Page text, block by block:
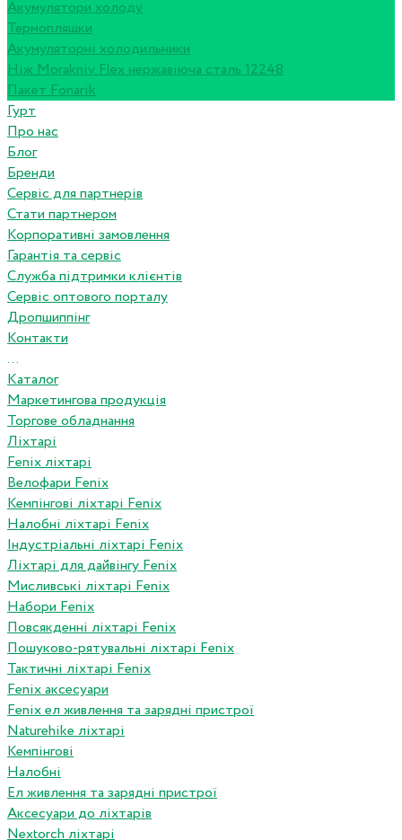
Акумулятори холоду
Термопляшки
Акумуляторні холодильники
Ніж Morakniv Flex нержавіюча сталь 12248
Пакет Fonarik
Гурт
Про нас
Блог
Бренди
Сервіс для партнерів
Стати партнером
Корпоративні замовлення
Гарантія та сервіс
Служба підтримки клієнтів
Сервіс оптового порталу
Дропшиппінг
Контакти
...
Каталог
Маркетингова продукція
Торгове обладнання
Ліхтарі
Fenix ліхтарі
Велофари Fenix
Кемпінгові ліхтарі Fenix
Налобні ліхтарі Fenix
Індустріальні ліхтарі Fenix
Ліхтарі для дайвінгу Fenix
Мисливські ліхтарі Fenix
Набори Fenix
Повсякденні ліхтарі Fenix
Пошуково-рятувальні ліхтарі Fenix
Тактичні ліхтарі Fenix
Fenix аксесуари
Fenix ел живлення та зарядні пристрої
Naturehike ліхтарі
Кемпінгові
Налобні
Ел живлення та зарядні пристрої
Аксесуари до ліхтарів
Nextorch ліхтарі